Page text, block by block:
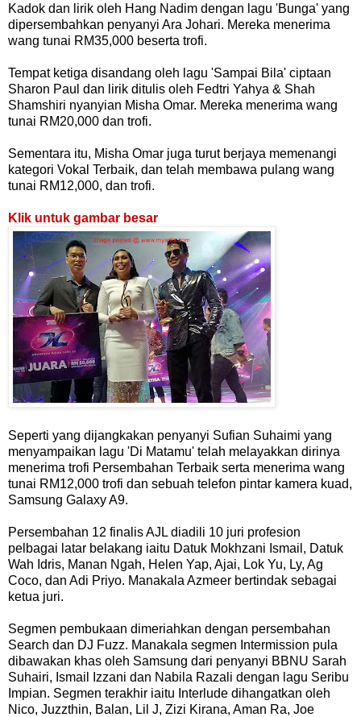
Kadok dan lirik oleh Hang Nadim dengan lagu 'Bunga' yang
dipersembahkan penyanyi Ara Johari. Mereka menerima
wang tunai RM35,000 beserta trofi.
Tempat ketiga disandang oleh lagu 'Sampai Bila' ciptaan
Sharon Paul dan lirik ditulis oleh Fedtri Yahya & Shah
Shamshiri nyanyian Misha Omar. Mereka menerima wang
tunai RM20,000 dan trofi.
Sementara itu, Misha Omar juga turut berjaya memenangi
kategori Vokal Terbaik, dan telah membawa pulang wang
tunai RM12,000, dan trofi.
Klik untuk gambar besar
Seperti yang dijangkakan penyanyi Sufian Suhaimi yang
menyampaikan lagu 'Di Matamu' telah melayakkan dirinya
menerima trofi Persembahan Terbaik serta menerima wang
tunai RM12,000 trofi dan sebuah telefon pintar kamera kuad,
Samsung Galaxy A9.
Persembahan 12 finalis AJL diadili 10 juri profesion
pelbagai latar belakang iaitu Datuk Mokhzani Ismail, Datuk
Wah Idris, Manan Ngah, Helen Yap, Ajai, Lok Yu, Ly, Ag
Coco, dan Adi Priyo. Manakala Azmeer bertindak sebagai
ketua juri.
Segmen pembukaan dimeriahkan dengan persembahan
Search dan DJ Fuzz. Manakala segmen Intermission pula
dibawakan khas oleh Samsung dari penyanyi BBNU Sarah
Suhairi, Ismail Izzani dan Nabila Razali dengan lagu Seribu
Impian. Segmen terakhir iaitu Interlude dihangatkan oleh
Nico, Juzzthin, Balan, Lil J, Zizi Kirana, Aman Ra, Joe